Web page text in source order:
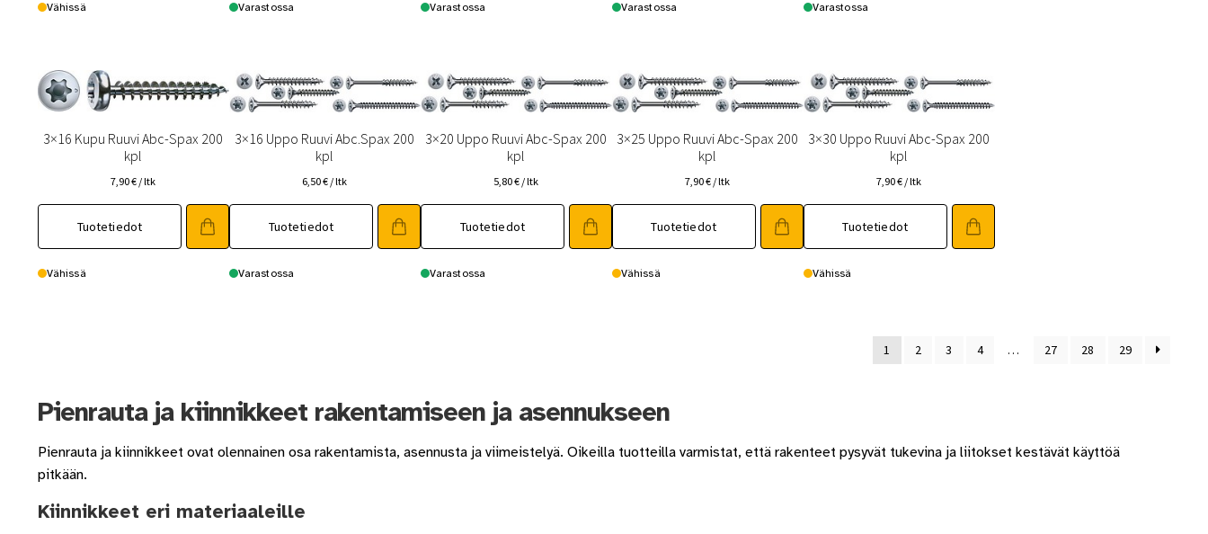
Vähissä Varastossa Varastossa Varastossa Varastossa
3×16 Kupu Ruuvi Abc-Spax 200
kpl
7,90€ / ltk
Tuotetiedot
Vähissä
3×16 Uppo Ruuvi Abc.Spax 200
kpl
6,50€ / ltk
Tuotetiedot
Varastossa
3×20 Uppo Ruuvi Abc-Spax 200
kpl
5,80€ / ltk
Tuotetiedot
Varastossa
3×25 Uppo Ruuvi Abc-Spax 200
kpl
7,90€ / ltk
Tuotetiedot
Vähissä
3×30 Uppo Ruuvi Abc-Spax 200
kpl
7,90€ / ltk
Tuotetiedot
Vähissä
1 2 3 4 … 27 28 29
Pienrauta ja kiinnikkeet rakentamiseen ja asennukseen
Pienrauta ja kiinnikkeet ovat olennainen osa rakentamista, asennusta ja viimeistelyä. Oikeilla tuotteilla varmistat, että rakenteet pysyvät tukevina ja liitokset kestävät käyttöä
pitkään.
Kiinnikkeet eri materiaaleille